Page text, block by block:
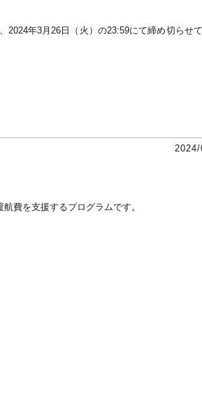
2024年3月26日（火）の23:59にて締め切らせ
2024/
費を支援するプログラムです。